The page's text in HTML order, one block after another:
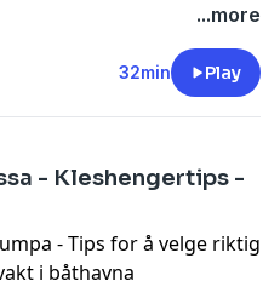
for informasjon og dine valg
...more
32min Play
- Kleshengertips -
- Tips for å velge riktig
i båthavna